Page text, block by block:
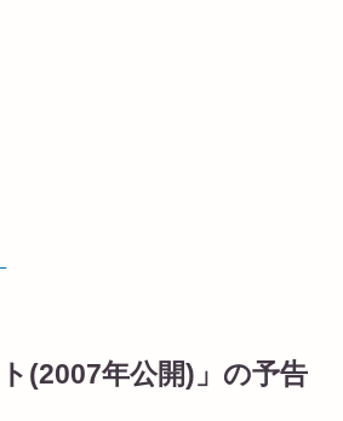
(2007年公開)」の予告